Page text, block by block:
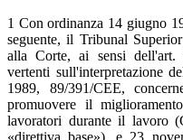
1 Con ordinanza 14 giugno
seguente, il Tribunal
alla Corte, ai sensi
vertenti sull'interpretazione
1989, 89/391/CEE,
promuovere il
lavoratori durante il lavoro
«direttiva base»), e 23